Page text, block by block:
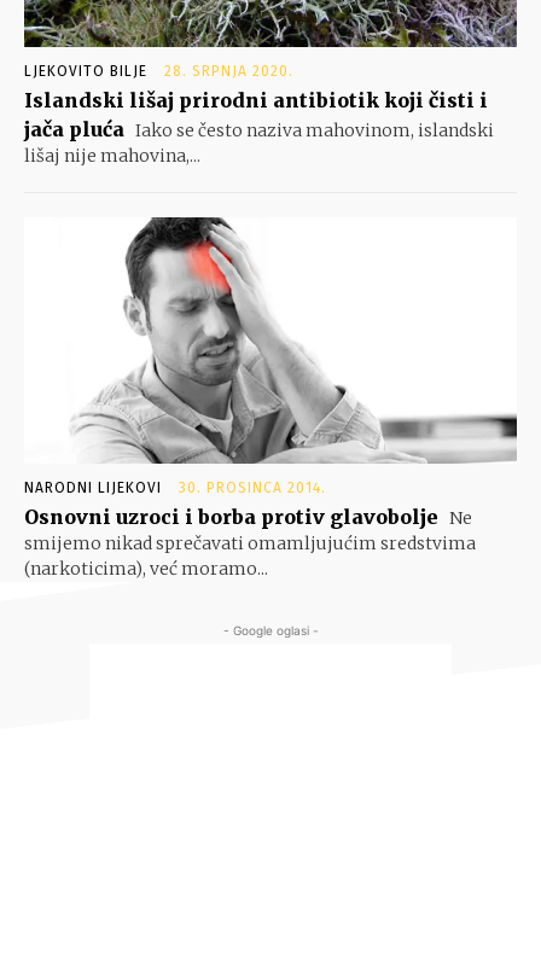
LJEKOVITO BILJE 28. SRPNJA 2020.
Islandski lišaj prirodni antibiotik koji čisti i
jača pluća Iako se često naziva mahovinom, islandski
lišaj nije mahovina,...
NARODNI LIJEKOVI 30. PROSINCA 2014.
Osnovni uzroci i borba protiv glavobolje Ne
smijemo nikad sprečavati omamljujućim sredstvima
(narkoticima), već moramo...
- Google oglasi -